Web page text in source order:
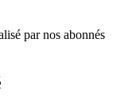
par nos abonnés